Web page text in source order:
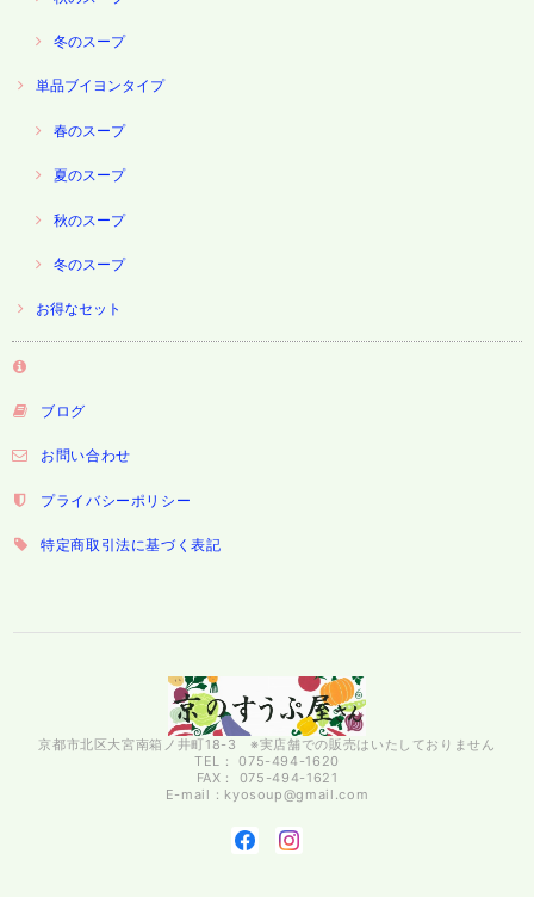
冬のスープ
単品ブイヨンタイプ
春のスープ
夏のスープ
秋のスープ
冬のスープ
お得なセット
ブログ
お問い合わせ
プライバシーポリシー
特定商取引法に基づく表記
京都市北区大宮南箱ノ井町18-3 ※実店舗での販売はいたしておりません
TEL： 075-494-1620
FAX： 075-494-1621
E-mail： kyosoup@gmail.com